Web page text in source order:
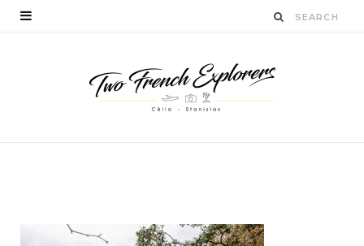
parc-repovesi-finlande